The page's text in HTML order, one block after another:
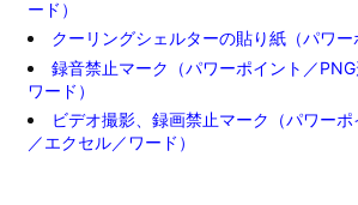
ード）
クーリングシェルターの貼り紙（パワー
録音禁止マーク（パワーポイント／
ワード）
ビデオ撮影、録画禁止マーク（パワー
／エクセル／ワード）